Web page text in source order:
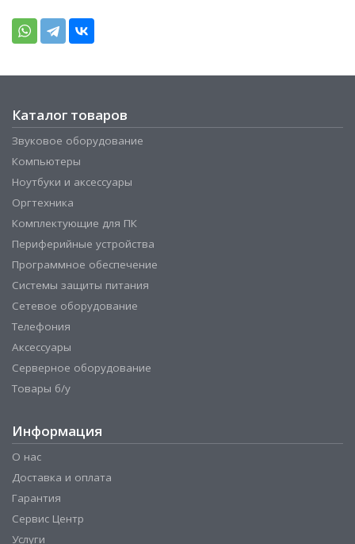
Каталог товаров
Звуковое оборудование
Компьютеры
Ноутбуки и аксессуары
Оргтехника
Комплектующие для ПК
Периферийные устройства
Программное обеспечение
Системы защиты питания
Сетевое оборудование
Телефония
Аксессуары
Серверное оборудование
Товары б/у
Информация
О нас
Доставка и оплата
Гарантия
Сервис Центр
Услуги